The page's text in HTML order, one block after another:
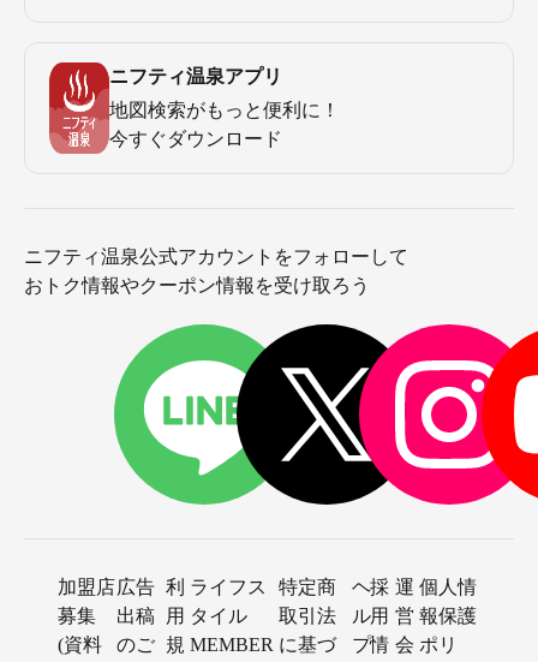
ニフティ温泉アプリ
地図検索がもっと便利に！
今すぐダウンロード
ニフティ温泉公式アカウントをフォローして
おトク情報やクーポン情報を受け取ろう
加盟店
募集
(資料
広告
出稿
のご
利
用
規
ライフス
タイル
MEMBER
特定商
取引法
に基づ
ヘ
ル
プ
採
用
情
運
営
会
個人情
報保護
ポリ